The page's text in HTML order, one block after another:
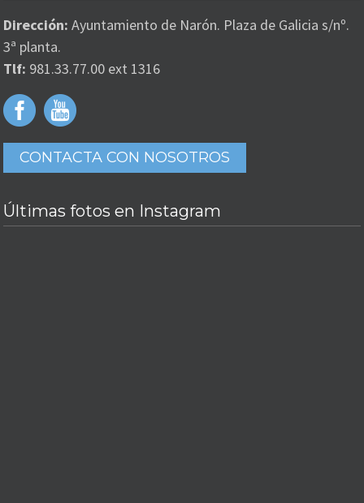
Dirección:Ayuntamiento de Narón. Plaza de Galicia s/nº.
3ª planta.
Tlf: 981.33.77.00 ext 1316
CONTACTA CON NOSOTROS
Últimas fotos en Instagram